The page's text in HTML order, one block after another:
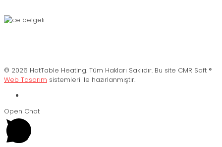
© 2026 HotTable Heating. Tüm Hakları Saklıdır. Bu site CMR Soft ®️
Web Tasarım sistemleri ile hazırlanmıştır.
Open Chat